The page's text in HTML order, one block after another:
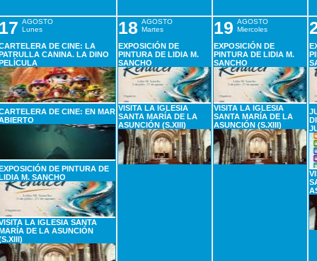
AGOSTO
Lunes
DE CINE: LA
CANINA. LA DINO
DE CINE: EN MAR
DE PINTURA DE
M. SANCHO
LA IGLESIA SANTA
DE LA ASUNCIÓN
18 AGOSTO
Martes
EXPOSICIÓN DE
PINTURA DE LIDIA M.
SANCHO
VISITA LA IGLESIA
SANTA MARÍA DE LA
ASUNCIÓN (S.XIII)
19 AGOSTO
Miercoles
EXPOSICIÓN DE
PINTURA DE LIDIA M.
SANCHO
VISITA LA IGLESIA
SANTA MARÍA DE LA
ASUNCIÓN (S.XIII)